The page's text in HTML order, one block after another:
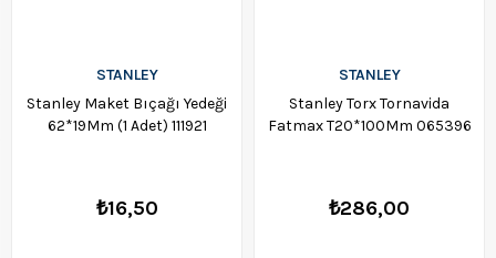
STANLEY
Stanley Maket Bıçağı Yedeği
62*19Mm (1 Adet) 111921
₺16,50
STANLEY
Stanley Torx Tornavida
Fatmax T20*100Mm 065396
₺286,00